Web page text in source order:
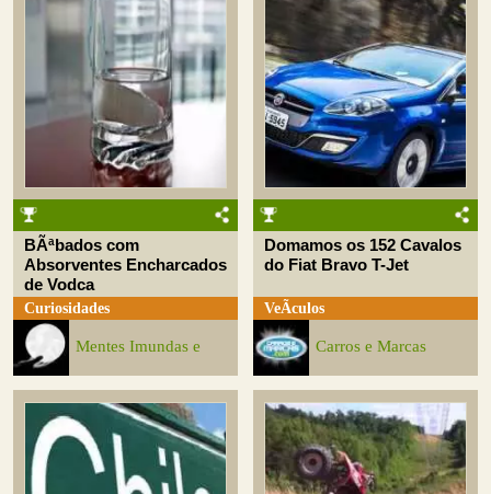
BÃªbados com
Absorventes Encharcados
de Vodca
Curiosidades
Mentes Imundas e
Domamos os 152 Cavalos
do Fiat Bravo T-Jet
VeÃ­culos
Carros e Marcas